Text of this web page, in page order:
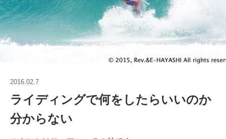
2016.02.7
ライディングで何をしたらいいのか
分からない